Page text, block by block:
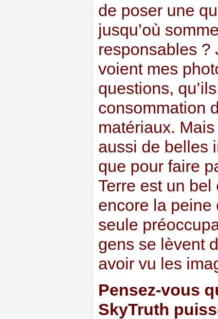
de poser une
jusqu’où
responsables ?
voient mes
questions,
consommation
matériaux.
aussi de belles
que pour faire
Terre est un
encore la peine
seule
gens se lèvent
avoir vu les
Pensez-vous
SkyTruth